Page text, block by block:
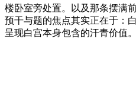
楼卧室旁处置。以及那条摆满
预干与题的焦点其实正在于：
呈现白宫本身包含的汗青价值